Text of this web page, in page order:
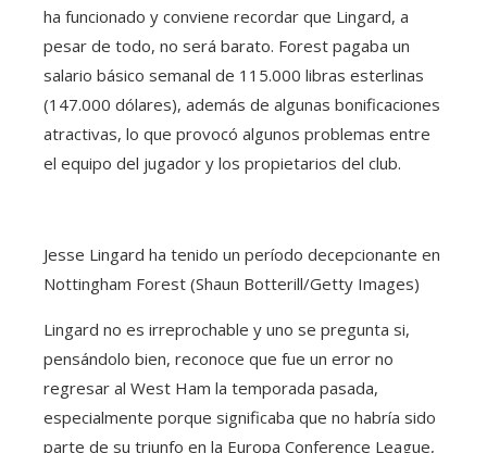
ha funcionado y conviene recordar que Lingard, a
pesar de todo, no será barato. Forest pagaba un
salario básico semanal de 115.000 libras esterlinas
(147.000 dólares), además de algunas bonificaciones
atractivas, lo que provocó algunos problemas entre
el equipo del jugador y los propietarios del club.
Jesse Lingard ha tenido un período decepcionante en
Nottingham Forest (Shaun Botterill/Getty Images)
Lingard no es irreprochable y uno se pregunta si,
pensándolo bien, reconoce que fue un error no
regresar al West Ham la temporada pasada,
especialmente porque significaba que no habría sido
parte de su triunfo en la Europa Conference League,